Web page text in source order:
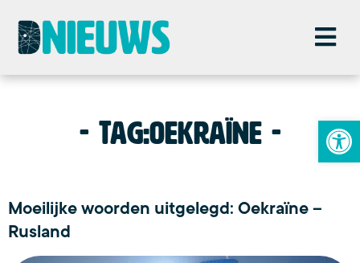
Tag:oekraïne
Moeilijke woorden uitgelegd: Oekraïne –
Rusland